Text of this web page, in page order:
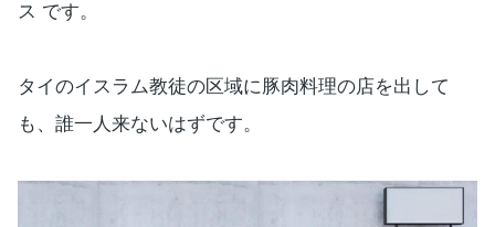
ス です。
タイのイスラム教徒の区域に豚肉料理の店を出して
も、誰一人来ないはずです。